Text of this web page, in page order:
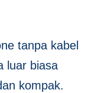
tanpa kabel
luar biasa
kompak.